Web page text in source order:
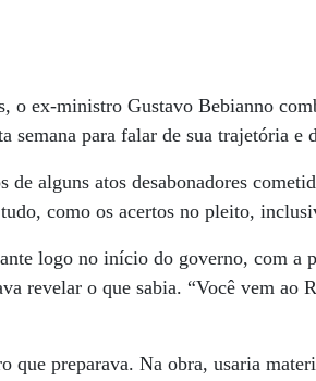
o ex-ministro Gustavo Bebianno
semana para falar de sua trajetória
de alguns atos desabonadores
como os acertos no pleito,
logo no início do governo, com a
revelar o que sabia. “Você vem ao
que preparava. Na obra, usaria